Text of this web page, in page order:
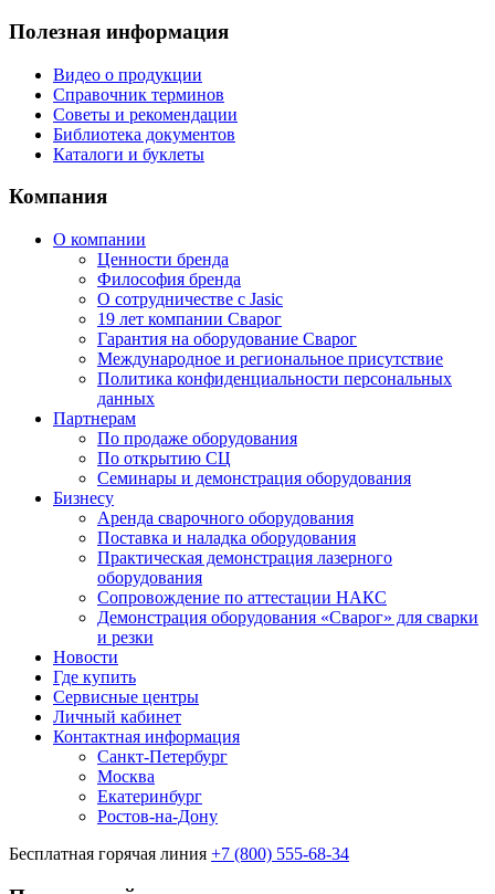
Полезная информация
Видео о продукции
Справочник терминов
Советы и рекомендации
Библиотека документов
Каталоги и буклеты
Компания
О компании
Ценности бренда
Философия бренда
О сотрудничестве с Jasic
19 лет компании Сварог
Гарантия на оборудование Сварог
Международное и региональное присутствие
Политика конфиденциальности персональных
данных
Партнерам
По продаже оборудования
По открытию СЦ
Семинары и демонстрация оборудования
Бизнесу
Аренда сварочного оборудования
Поставка и наладка оборудования
Практическая демонстрация лазерного
оборудования
Сопровождение по аттестации НАКС
Демонстрация оборудования «Сварог» для сварки
и резки
Новости
Где купить
Сервисные центры
Личный кабинет
Контактная информация
Санкт-Петербург
Москва
Екатеринбург
Ростов-на-Дону
Бесплатная горячая линия +7 (800) 555-68-34